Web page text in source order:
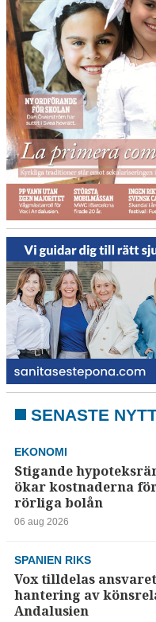
SENASTE
EKONOMI
Stigande
ökar kostnaderna
rörliga bolån
06 aug 2026
SPANIEN RIKS
Vox tilldelas
hantering av
Andalusien